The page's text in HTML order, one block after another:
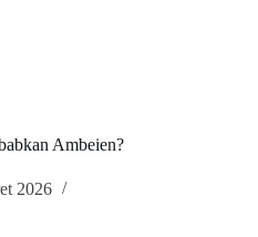
Ambeien?
2026